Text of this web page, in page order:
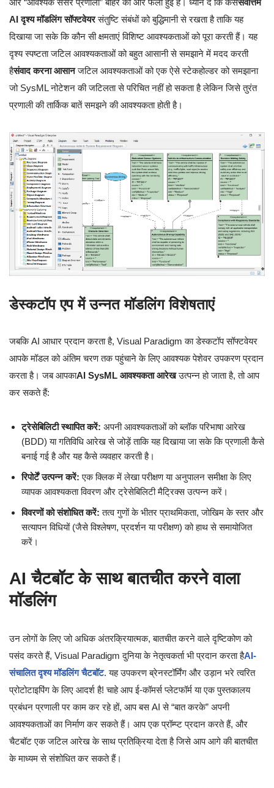
AI दृश्य मॉडलिंग सॉफ्टवेयरसंतुष्टि संबंधों को बुद्धिमानी से रखता है ताकि यह
दिखाया जा सके कि कौन सी क्षमताएं विशिष्ट आवश्यकताओं को पूरा करती हैं। यह
दृश्य स्पष्टता जटिल आवश्यकताओं को बहुत आसानी से समझाने में मदद करती
हैसंवाद करना आसानजटिल आवश्यकताओं को एक ऐसे स्टेकहोल्डर को समझाना
जो SysML नोटेशन की जटिलता से परिचित नहीं हो सकता है लेकिन जिसे तुरंत
प्रणाली की तार्किक बातें समझने की आवश्यकता होती है।
डेस्कटॉप एप में उन्नत मॉडलिंग विशेषताएं
जबकि AI आधार प्रदान करता है, Visual Paradigm का डेस्कटॉप सॉफ्टवेयर
आपके मॉडल को अंतिम चरण तक पहुंचाने के लिए आवश्यक पेशेवर उपकरण प्रदान
करता है। जब आपकाAI SysML आवश्यकता आरेखउत्पन्न हो जाता है, तो आप
कर सकते हैं:
ट्रेसेबिलिटी स्थापित करें: अपनी आवश्यकताओं को ब्लॉक परिभाषा आरेख
(BDD) या गतिविधि आरेख से जोड़ें ताकि यह दिखाया जा सके कि प्रणाली कैसे
बनाई गई है और यह कैसे व्यवहार करती है।
रिपोर्टें उत्पन्न करें: एक क्लिक में लेखा परीक्षण या अनुपालन समीक्षा के लिए
व्यापक आवश्यकता विवरण और ट्रेसेबिलिटी मैट्रिक्स उत्पन्न करें।
विवरणों को संशोधित करें: तत्व गुणों के भीतर प्राथमिकता, जोखिम के स्तर और
सत्यापन विधियों (जैसे विश्लेषण, प्रदर्शन या परीक्षण) को हाथ से समायोजित
करें।
AI चैटबॉट के साथ बातचीत करने वाला
मॉडलिंग
उन लोगों के लिए जो अधिक अंतरक्रियात्मक, बातचीत करने वाले दृष्टिकोण को
पसंद करते हैं, Visual Paradigm दुनिया के नेतृत्वकर्ता भी प्रदान करता हैAI-
संचालित दृश्य मॉडलिंग चैटबॉट. यह उपकरण ब्रेनस्टॉर्मिंग और उड़ान भरे त्वरित
प्रोटोटाइपिंग के लिए आदर्श है! चाहे आप ई-कॉमर्स प्लेटफॉर्म या एक पुस्तकालय
प्रबंधन प्रणाली पर काम कर रहे हों, आप बस AI से “बात करके” अपनी
आवश्यकताओं का निर्माण कर सकते हैं। आप एक प्रॉम्प्ट प्रदान करते हैं, और
चैटबॉट एक जटिल आरेख के साथ प्रतिक्रिया देता है जिसे आप आगे की बातचीत
के माध्यम से संशोधित कर सकते हैं।